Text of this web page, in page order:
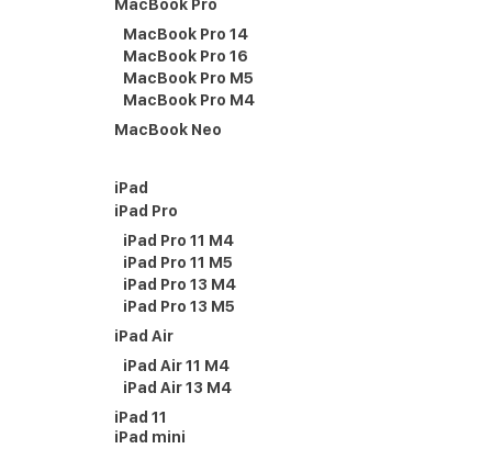
MacBook Pro
MacBook Pro 14
MacBook Pro 16
MacBook Pro M5
MacBook Pro M4
MacBook Neo
iPad
iPad Pro
iPad Pro 11 M4
iPad Pro 11 M5
iPad Pro 13 M4
iPad Pro 13 M5
iPad Air
iPad Air 11 M4
iPad Air 13 M4
iPad 11
iPad mini